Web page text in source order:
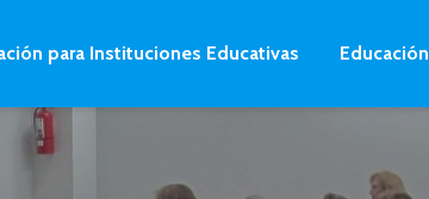
para Instituciones Educativas Educación